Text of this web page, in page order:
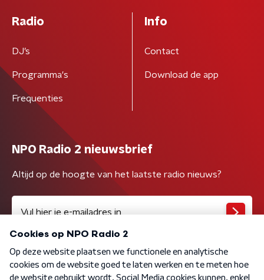
Radio
DJ’s
Programma's
Frequenties
Info
Contact
Download de app
NPO Radio 2 nieuwsbrief
Altijd op de hoogte van het laatste radio nieuws?